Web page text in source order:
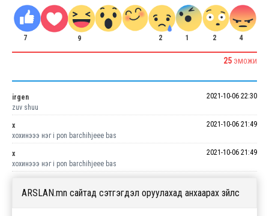
7 9 2 1 2 4
25 ЭМОЖИ
irgen
2021-10-06 22:30
zuv shuu
х
2021-10-06 21:49
хохинэээ нэг i pon barchihjeee bas
х
2021-10-06 21:49
хохинэээ нэг i pon barchihjeee bas
ARSLAN.mn сайтад сэтгэгдэл оруулахад анхаарах зүйлс